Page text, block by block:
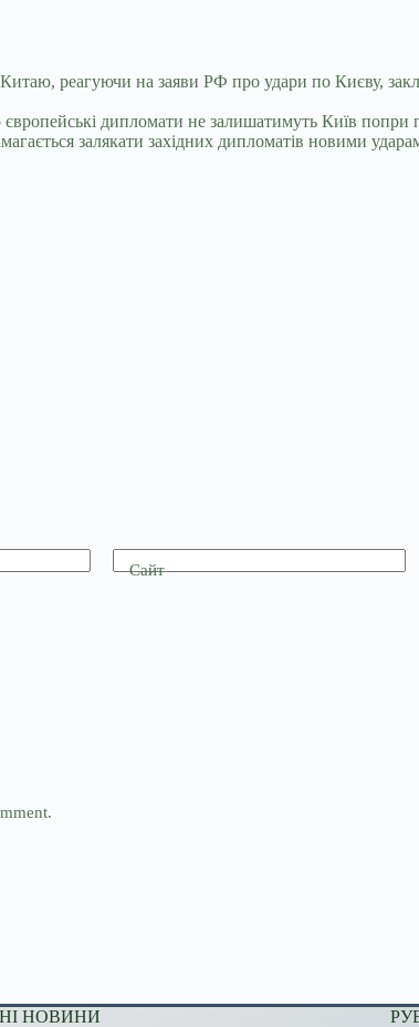
реагуючи на заяви РФ про удари по Києву,
дипломати не залишатимуть Київ попри
залякати західних дипломатів новими
Сайт
НОВИНИ